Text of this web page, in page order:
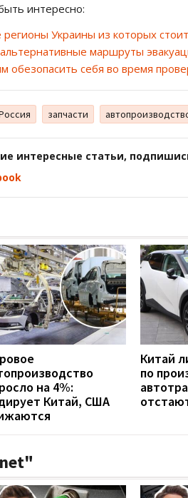
интересно:
Украины из которых стоит
маршруты
обезопасить себя во время
запчасти
интересные статьи,
на 4%:
Китай, США
Китай
по